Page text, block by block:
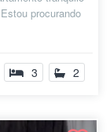
procurando
3 2